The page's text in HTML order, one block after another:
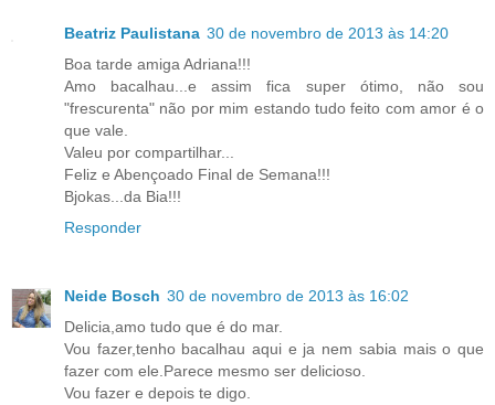
Beatriz Paulistana 30 de novembro de 2013 às 14:20
Boa tarde amiga Adriana!!!
Amo bacalhau...e assim fica super ótimo, não sou
"frescurenta" não por mim estando tudo feito com amor é o
que vale.
Valeu por compartilhar...
Feliz e Abençoado Final de Semana!!!
Bjokas...da Bia!!!
Responder
Neide Bosch 30 de novembro de 2013 às 16:02
Delicia,amo tudo que é do mar.
Vou fazer,tenho bacalhau aqui e ja nem sabia mais o que
fazer com ele.Parece mesmo ser delicioso.
Vou fazer e depois te digo.